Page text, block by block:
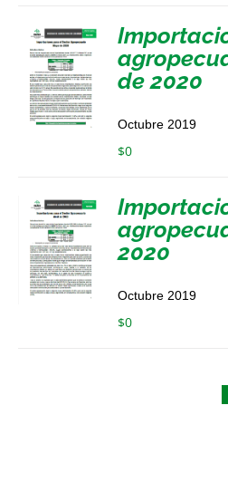
de 2020
Octubre 2019
$0
2020
Octubre 2019
$0